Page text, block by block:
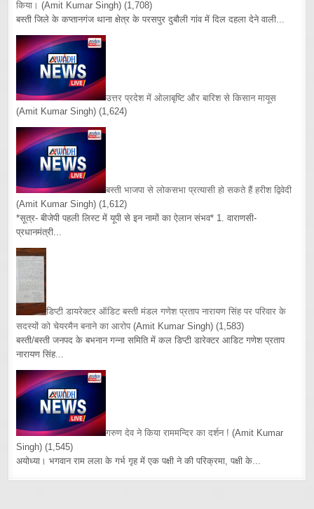
किया। (Amit Kumar Singh) (1,708)
बस्ती जिले के कप्तानगंज थाना क्षेत्र के परसपुर दुबौली गांव में दिल दहला देने वाली...
उत्तर प्रदेश में ओलाबृष्टि और बारिश से किसान मायूस
(Amit Kumar Singh) (1,624)
बस्ती भाजपा से लोकसभा प्रत्यासी हो सकते हैं हरीश द्विवेदी
(Amit Kumar Singh) (1,612)
*सूत्र- बीजेपी पहली लिस्ट में यूपी से इन नामों का ऐलान संभव* 1. वाराणसी-
प्रधानमंत्री...
डिप्टी डायरेक्टर ऑडिट बस्ती मंडल गणेश प्रताप नारायण सिंह पर परिवार के
सदस्यों को चेयरमैन बनाने का आरोप (Amit Kumar Singh) (1,583)
बस्ती/बस्ती जनपद के बभनान गन्ना समिति में कल डिप्टी डारेक्टर आडिट गणेश प्रताप
नारायण सिंह...
गरुण देव ने किया राममन्दिर का दर्शन ! (Amit Kumar
Singh) (1,545)
अयोध्या। भगवान राम लला के गर्भ गृह में एक पक्षी ने की परिक्रमा, पक्षी के...